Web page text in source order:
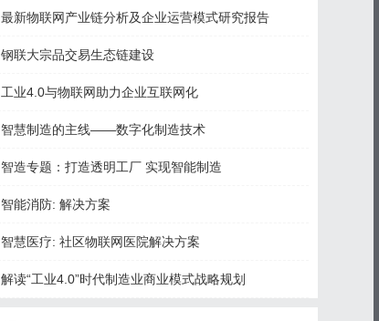
最新物联网产业链分析及企业运营模式研究报告
钢联大宗品交易生态链建设
工业4.0与物联网助力企业互联网化
智慧制造的主线——数字化制造技术
智造专题：打造透明工厂 实现智能制造
智能消防: 解决方案
智慧医疗: 社区物联网医院解决方案
解读“工业4.0”时代制造业商业模式战略规划